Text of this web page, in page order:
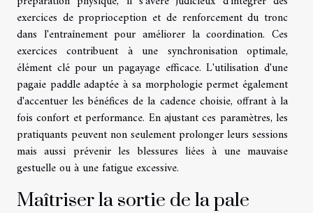
exercices de proprioception et de renforcement du tronc
dans l'entraînement pour améliorer la coordination. Ces
exercices contribuent à une synchronisation optimale,
élément clé pour un pagayage efficace. L'utilisation d'une
pagaie paddle adaptée à sa morphologie permet également
d'accentuer les bénéfices de la cadence choisie, offrant à la
fois confort et performance. En ajustant ces paramètres, les
pratiquants peuvent non seulement prolonger leurs sessions
mais aussi prévenir les blessures liées à une mauvaise
gestuelle ou à une fatigue excessive.
Maîtriser la sortie de la pale